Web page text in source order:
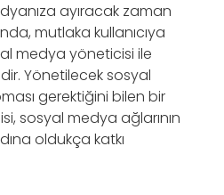
ayıracak zaman
mutlaka kullanıcıya
medya yöneticisi ile
Yönetilecek sosyal
gerektiğini bilen bir
sosyal medya ağlarının
oldukça katkı